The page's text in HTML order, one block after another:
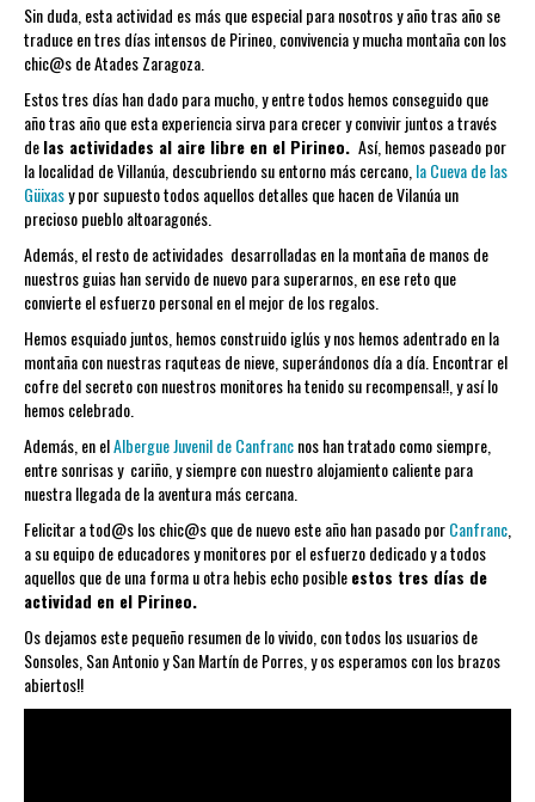
Sin duda, esta actividad es más que especial para nosotros y año tras año se
traduce en tres días intensos de Pirineo, convivencia y mucha montaña con los
chic@s de Atades Zaragoza.
Estos tres días han dado para mucho, y entre todos hemos conseguido que
año tras año que esta experiencia sirva para crecer y convivir juntos a través
delas actividades al aire libre en el Pirineo. Así, hemos paseado por
la localidad de Villanúa, descubriendo su entorno más cercano, la Cueva de las
Güixasy por supuesto todos aquellos detalles que hacen de Vilanúa un
precioso pueblo altoaragonés.
Además, el resto de actividades desarrolladas en la montaña de manos de
nuestros guias han servido de nuevo para superarnos, en ese reto que
convierte el esfuerzo personal en el mejor de los regalos.
Hemos esquiado juntos, hemos construido iglús y nos hemos adentrado en la
montaña con nuestras raquteas de nieve, superándonos día a día. Encontrar el
cofre del secreto con nuestros monitores ha tenido su recompensa!!, y así lo
hemos celebrado.
Además, en elAlbergue Juvenil de Canfrancnos han tratado como siempre,
entre sonrisas y cariño, y siempre con nuestro alojamiento caliente para
nuestra llegada de la aventura más cercana.
Felicitar a tod@s los chic@s que de nuevo este año han pasado porCanfranc
a su equipo de educadores y monitores por el esfuerzo dedicado y a todos
aquellos que de una forma u otra hebis echo posibleestos tres días de
actividad en el Pirineo.
Os dejamos este pequeño resumen de lo vivido, con todos los usuarios de
Sonsoles, San Antonio y San Martín de Porres, y os esperamos con los brazos
abiertos!!